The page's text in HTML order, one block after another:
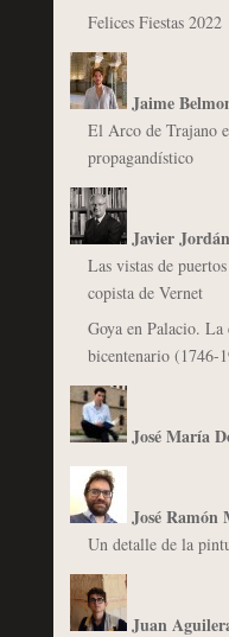
Felices Fiestas 2022
Jaime
El Arco de Trajano
propagandístico
Javier
Las vistas de
copista de Vernet
Goya en Palacio.
bicentenario (1746-
José María
José Ramón
Un detalle de la
Juan